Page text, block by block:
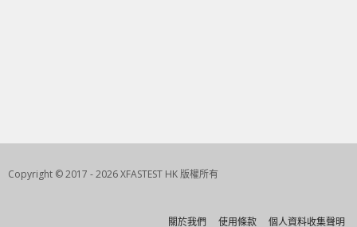
Copyright © 2017 - 2026 XFASTEST HK 版權所有
關於我們 使用條款 個人資料收集聲明